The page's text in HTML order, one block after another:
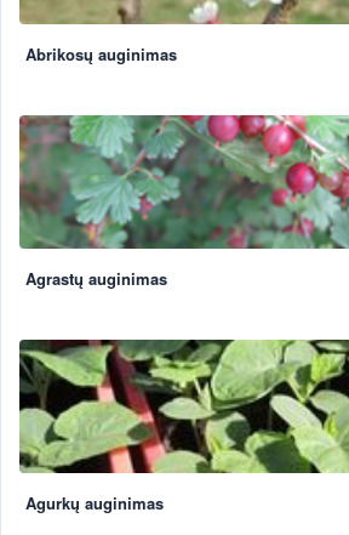
Abrikosų auginimas
Agrastų auginimas
Agurkų auginimas